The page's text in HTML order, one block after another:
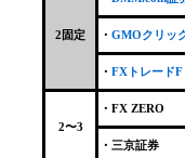
2固定 ・ GMOクリッ
・ FXトレードF
2〜3
・FX ZERO
・三京証券